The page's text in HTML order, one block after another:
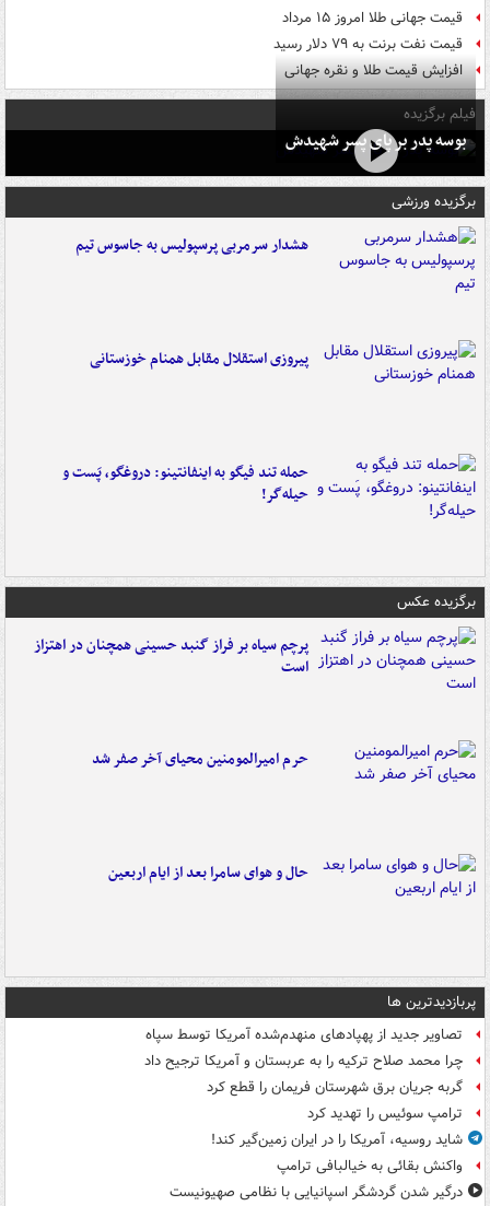
قیمت جهانی طلا امروز ۱۵ مرداد
قیمت نفت برنت به ۷۹ دلار رسید
افزایش قیمت طلا و نقره جهانی
فیلم برگزیده
بوسه‌ پدر بر پای پسر شهیدش
برگزیده ورزشی
هشدار سرمربی پرسپولیس به جاسوس تیم
پیروزی استقلال مقابل همنام خوزستانی
حمله تند فیگو به اینفانتینو: دروغگو، پَست‌ و
حیله‌گر!
برگزیده عکس
پرچم سیاه بر فراز گنبد حسینی همچنان در اهتزاز
است
حرم امیرالمومنین محیای آخر صفر شد
حال و هوای سامرا بعد از ایام اربعین
پربازدیدترین ها
تصاویر جدید از پهپادهای منهدم‌شده آمریکا توسط سپاه
چرا محمد صلاح ترکیه را به عربستان و آمریکا ترجیح داد
گربه جریان برق شهرستان فریمان را قطع کرد
ترامپ سوئیس را تهدید کرد
شاید روسیه، آمریکا را در ایران زمین‌گیر کند!
واکنش بقائی به خیالبافی ترامپ
درگیر شدن گردشگر اسپانیایی با نظامی صهیونیست